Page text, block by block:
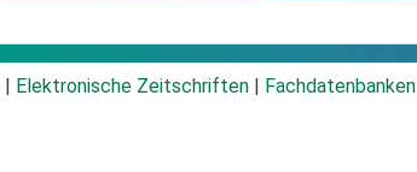
Elektronische Zeitschriften Fachdatenbanken